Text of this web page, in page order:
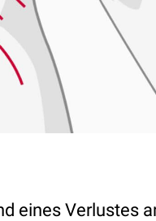
eines Verlustes